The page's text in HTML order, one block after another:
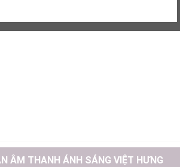
ÂM THANH ÁNH SÁNG VIỆT HƯNG